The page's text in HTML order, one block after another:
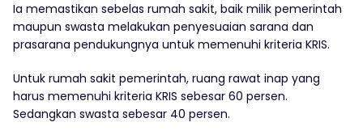
Ia memastikan sebelas rumah sakit, baik milik pemerintah
maupun swasta melakukan penyesuaian sarana dan
prasarana pendukungnya untuk memenuhi kriteria KRIS.
Untuk rumah sakit pemerintah, ruang rawat inap yang
harus memenuhi kriteria KRIS sebesar 60 persen.
Sedangkan swasta sebesar 40 persen.